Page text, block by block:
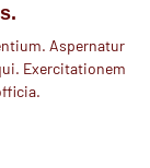
Aspernatur
Exercitationem